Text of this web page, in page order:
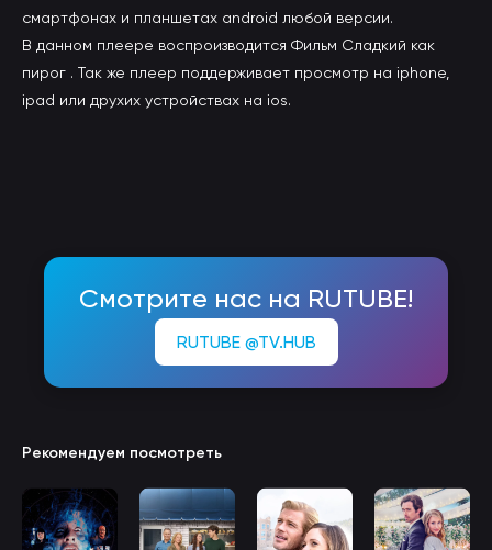
смартфонах и планшетах android любой версии.
В данном плеере воспроизводится Фильм Сладкий как
пирог . Так же плеер поддерживает просмотр на iphone,
ipad или друхих устройствах на ios.
Смотрите нас на RUTUBE!
RUTUBE @TV.HUB
Рекомендуем посмотреть